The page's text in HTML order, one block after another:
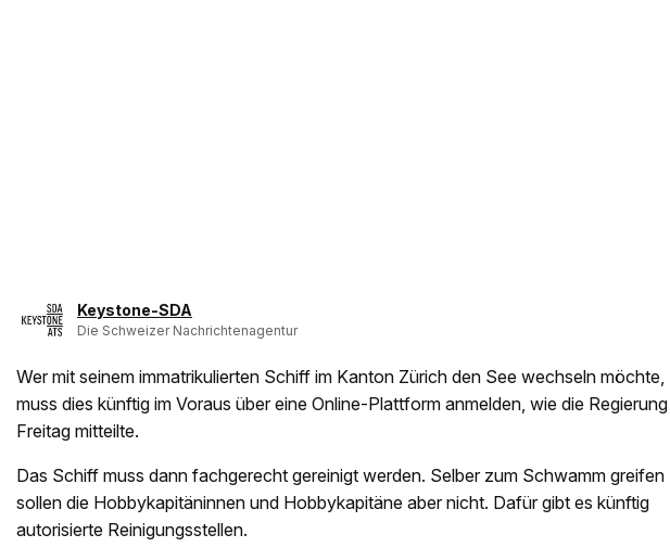
Keystone-SDA
Die Schweizer Nachrichtenagentur
Wer mit seinem immatrikulierten Schiff im Kanton Zürich den See wechseln möchte,
muss dies künftig im Voraus über eine Online-Plattform anmelden, wie die
Freitag mitteilte.
Das Schiff muss dann fachgerecht gereinigt werden. Selber zum Schwamm greifen
sollen die Hobbykapitäninnen und Hobbykapitäne aber nicht. Dafür gibt es künftig
autorisierte Reinigungsstellen.